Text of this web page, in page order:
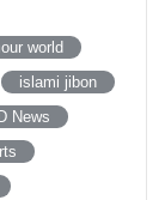
world
islami jibon
News